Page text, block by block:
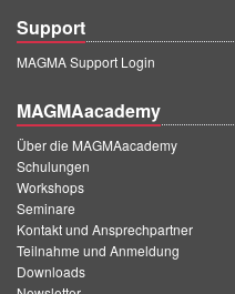
Support
MAGMA Support Login
MAGMAacademy
Über die MAGMAacademy
Schulungen
Workshops
Seminare
Kontakt und Ansprechpartner
Teilnahme und Anmeldung
Downloads